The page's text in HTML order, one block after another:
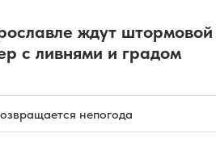
ждут штормовой
с ливнями и градом
непогода